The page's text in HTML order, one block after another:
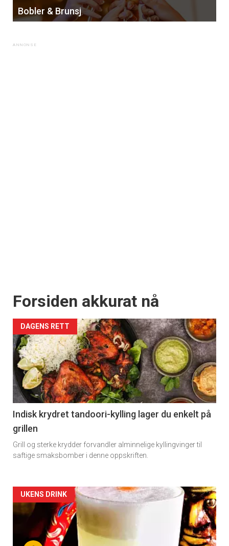
Bobler & Brunsj
Forsiden akkurat nå
DAGENS RETT
Indisk krydret tandoori-kylling lager du enkelt på
grillen
Grill og sterke krydder forvandler alminnelige kyllingvinger til
saftige smaksbomber i denne oppskriften.
Forsiden
akkurat
nå
UKENS DRINK